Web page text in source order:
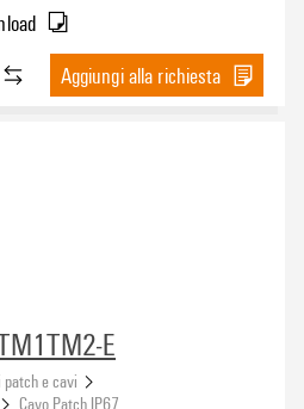
Aggiungi alla richiesta
E
e cavi
Cavo Patch IP67